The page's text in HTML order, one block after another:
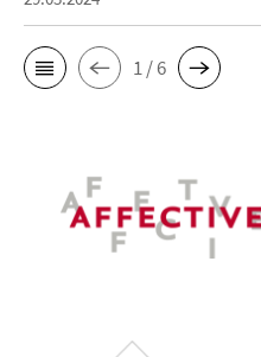
1 / 6